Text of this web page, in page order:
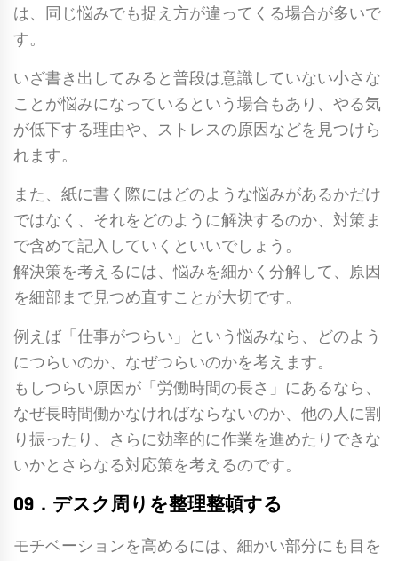
は、同じ悩みでも捉え方が違ってくる場合が多いで
す。
いざ書き出してみると普段は意識していない小さな
ことが悩みになっているという場合もあり、やる気
が低下する理由や、ストレスの原因などを見つけら
れます。
また、紙に書く際にはどのような悩みがあるかだけ
ではなく、それをどのように解決するのか、対策ま
で含めて記入していくといいでしょう。
解決策を考えるには、悩みを細かく分解して、原因
を細部まで見つめ直すことが大切です。
例えば「仕事がつらい」という悩みなら、どのよう
につらいのか、なぜつらいのかを考えます。
もしつらい原因が「労働時間の長さ」にあるなら、
なぜ長時間働かなければならないのか、他の人に割
り振ったり、さらに効率的に作業を進めたりできな
いかとさらなる対応策を考えるのです。
09．デスク周りを整理整頓する
モチベーションを高めるには、細かい部分にも目を